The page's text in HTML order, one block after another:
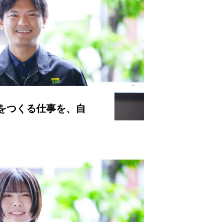
つくる仕事を、自